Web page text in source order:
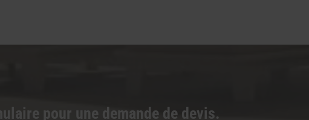
pour une demande de devis.